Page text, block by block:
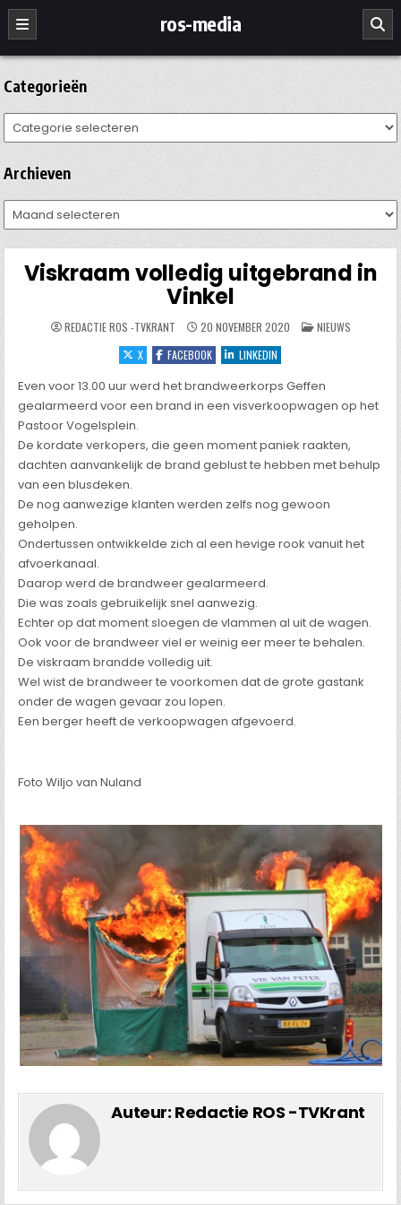
Ga
naar
de
inhoud
ros-media
Categorieën
Categorieën
Archieven
Archieven
Viskraam volledig uitgebrand in
Vinkel
REDACTIE ROS -TVKRANT 20 NOVEMBER 2020 GEPLAATST
IN
NIEUWS
X
FACEBOOK LINKEDIN
Even voor 13.00 uur werd het brandweerkorps Geffen
gealarmeerd voor een brand in een visverkoopwagen op het
Pastoor Vogelsplein.
De kordate verkopers, die geen moment paniek raakten,
dachten aanvankelijk de brand geblust te hebben met behulp
van een blusdeken.
De nog aanwezige klanten werden zelfs nog gewoon
geholpen.
Ondertussen ontwikkelde zich al een hevige rook vanuit het
afvoerkanaal.
Daarop werd de brandweer gealarmeerd.
Die was zoals gebruikelijk snel aanwezig.
Echter op dat moment sloegen de vlammen al uit de wagen.
Ook voor de brandweer viel er weinig eer meer te behalen.
De viskraam brandde volledig uit.
Wel wist de brandweer te voorkomen dat de grote gastank
onder de wagen gevaar zou lopen.
Een berger heeft de verkoopwagen afgevoerd.
Foto Wiljo van Nuland
Auteur: Redactie ROS -TVKrant